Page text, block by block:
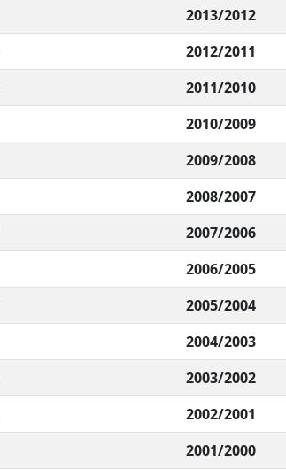
2013/2012
2012/2011
2011/2010
2010/2009
2009/2008
2008/2007
2007/2006
2006/2005
2005/2004
2004/2003
2003/2002
2002/2001
2001/2000